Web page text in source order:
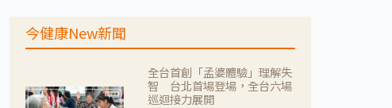
今健康New新聞
全台首創「孟婆體驗」理解失
智 台北首場登場，全台六場
巡迴接力展開